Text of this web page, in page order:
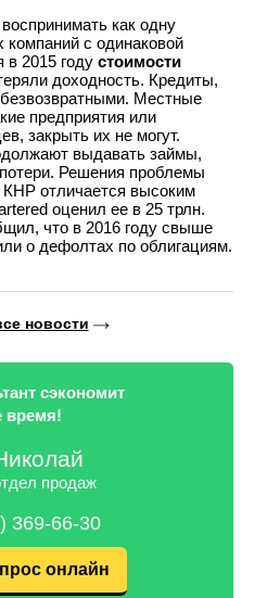
как одну
компаний с одинаковой
2015 году стоимости
доходность. Кредиты,
Местные
предприятия или
закрыть их не могут.
выдавать займы,
Решения проблемы
отличается высоким
оценил ее в 25 трлн.
что в 2016 году свыше
о дефолтах по облигациям.
новости
сэкономит
время!
продаж
369-66-30
онлайн